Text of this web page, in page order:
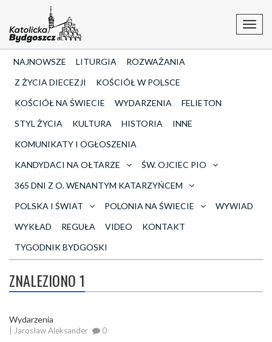
NAJNOWSZE LITURGIA
ROZWAŻANIA
Z ŻYCIA DIECEZJI
KOŚCIÓŁ W POLSCE
KOŚCIÓŁ NA ŚWIECIE
WYDARZENIA
FELIETON
STYL ŻYCIA
KULTURA HISTORIA
INNE
KOMUNIKATY I OGŁOSZENIA
KANDYDACI NA OŁTARZE
ŚW. OJCIEC PIO
365 DNI Z O. WENANTYM KATARZYŃCEM
POLSKA I ŚWIAT
POLONIA NA ŚWIECIE
WYWIAD
WYKŁAD
REGUŁA VIDEO
KONTAKT
TYGODNIK BYDGOSKI
ZNALEZIONO 1
Wydarzenia
| Jarosław Aleksander 0